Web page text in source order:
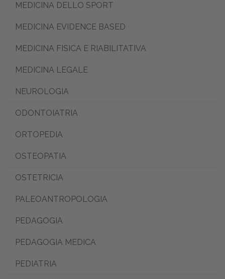
MEDICINA DELLO SPORT
MEDICINA EVIDENCE BASED
MEDICINA FISICA E RIABILITATIVA
MEDICINA LEGALE
NEUROLOGIA
ODONTOIATRIA
ORTOPEDIA
OSTEOPATIA
OSTETRICIA
PALEOANTROPOLOGIA
PEDAGOGIA
PEDAGOGIA MEDICA
PEDIATRIA